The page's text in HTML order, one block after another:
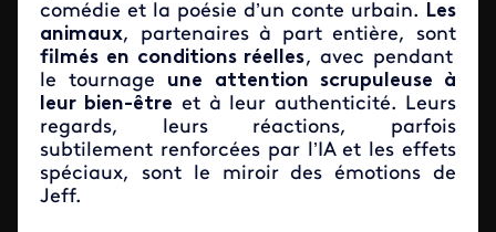
comédie et la poésie d’un conte urbain. Les
animaux, partenaires à part entière, sont
filmés en conditions réelles, avec pendant
le tournage une attention scrupuleuse à
leur bien-être et à leur authenticité. Leurs
regards, leurs réactions, parfois
subtilement renforcées par l’IA et les effets
spéciaux, sont le miroir des émotions de
Jeff.